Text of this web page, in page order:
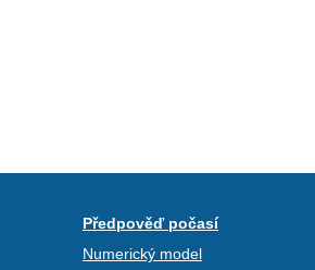
Předpověď počasí
Numerický model